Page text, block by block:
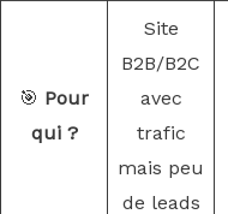
🎯 Pour
qui ?
Site
B2B/B2C
avec
trafic
mais peu
de leads